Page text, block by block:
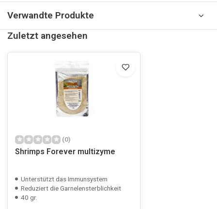
Verwandte Produkte
Zuletzt angesehen
(0)
Shrimps Forever multizyme
Unterstützt das Immunsystem
Reduziert die Garnelensterblichkeit
40 gr.